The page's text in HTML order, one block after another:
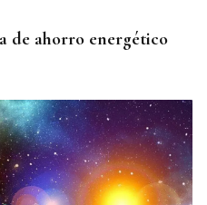
de ahorro energético